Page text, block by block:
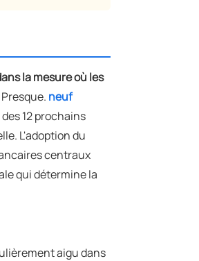
la mesure où les
neuf
12 prochains
L'adoption du
centraux
qui détermine la
aigu dans